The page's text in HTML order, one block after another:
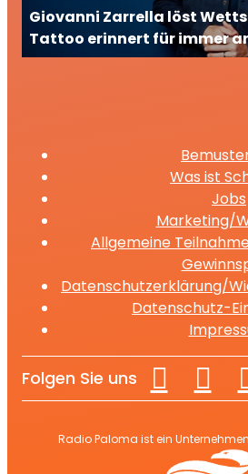
Giovanni Zarrella löst
Tattoo erinnert für immer
Brüder
Was ist
Jobs
Marketing/
Allgemeine
Datenschutzerklärung/
Datenschutz-
Folgen Sie uns
Radio Paloma ist ein